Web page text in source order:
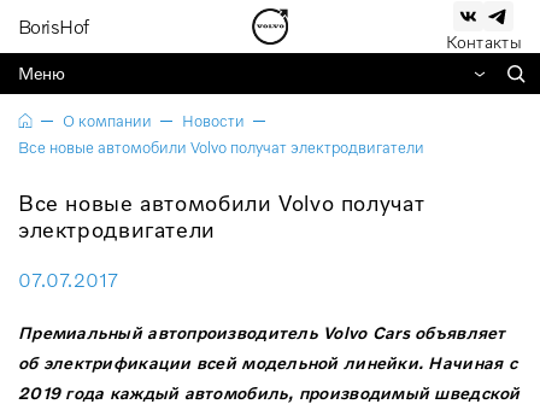
BorisHof
Контакты
Меню
О компании
Новости
Все новые автомобили Volvo получат электродвигатели
Все новые автомобили Volvo получат
электродвигатели
07.07.2017
Премиальный автопроизводитель Volvo Carsобъявляет
об электрификации всей модельной линейки. Начиная с
2019 года каждый автомобиль, производимый шведской